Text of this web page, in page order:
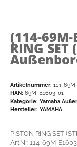
(114-69M-
RING
Artikelnummer: 114-
HAN: 69M-E1603-01
Kategorie: Yamaha
Hersteller: YAMAHA
PISTON RING SET
Art.Nr. 114-69M-